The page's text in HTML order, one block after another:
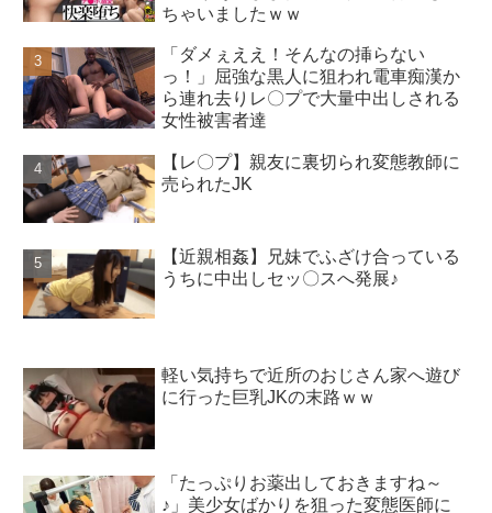
ちゃいましたｗｗ
「ダメぇええ！そんなの挿らない
っ！」屈強な黒人に狙われ電車痴漢か
ら連れ去りレ〇プで大量中出しされる
女性被害者達
【レ〇プ】親友に裏切られ変態教師に
売られたJK
【近親相姦】兄妹でふざけ合っている
うちに中出しセッ〇スへ発展♪
軽い気持ちで近所のおじさん家へ遊び
に行った巨乳JKの末路ｗｗ
「たっぷりお薬出しておきますね～
♪」美少女ばかりを狙った変態医師に